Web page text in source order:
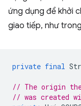
ứng dụng để khởi
giao tiếp, như
private final
// The origin
// was created